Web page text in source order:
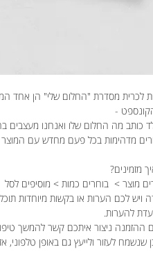
לכרית מסדרת "החלום שלי" הן אחד
-
כותב מה החלום שלו ואנחנו מעצבים
מדהימות בכל פעם מחדש עם המוצר
מזמינים?
מוצר > בוחרים כמות > מוסיפים לסל
ויש לכם הערות או בקשות מיוחדות
להערות.
ההזמנה ניצור איתכם קשר להמשך
שנשמח לעזור ולייעץ גם באופן